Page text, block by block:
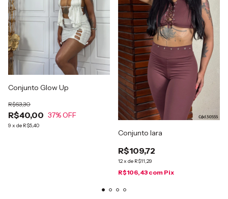
Conjunto Glow Up
R$40,00
R$63,30
37% OFF
9 x de R$5,40
Conjunto Iara
R$109,72
12x de R$11,29
R$106,43 com Pix